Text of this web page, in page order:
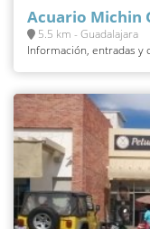
Acuario Michin
5.5 km - Guadalajara
Información, entradas y